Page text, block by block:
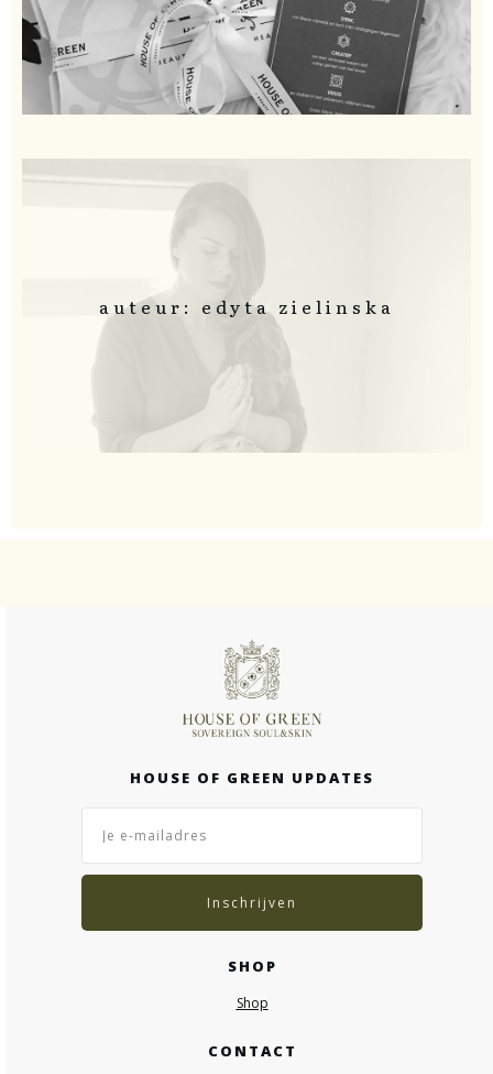
auteur: edyta zielinska
HOUSE OF GREEN UPDATES
Inschrijven
SHOP
Shop
CONTACT